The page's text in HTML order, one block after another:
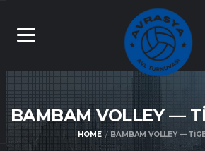
BAMBAM VOLLEY —
HOME BAMBAM VOLLEY —